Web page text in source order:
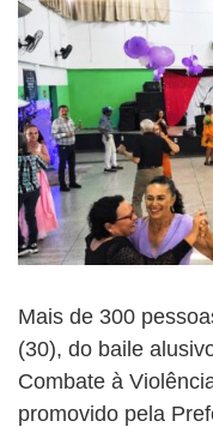
Mais de 300
(30), do baile
Combate à
promovido pela